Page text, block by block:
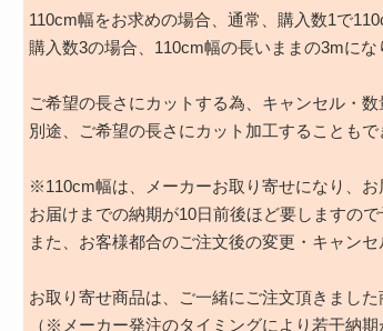
110cm幅をお求めの場合、通常、購入数1で
購入数3の場合、110cm幅の長いままの3mにな
ご希望の長さにカットする為、キャンセル・
別途、ご希望の長さにカット加工することもで
※110cm幅は、メーカーお取り寄せになり、お
お届けまでの納期が10日前後ほど要しますの
また、お客様都合のご注文後の変更・キャン
お取り寄せ商品は、ご一緒にご注文頂きました
（※メーカー発注のタイミングにより若干納期